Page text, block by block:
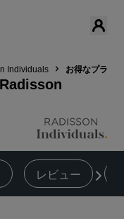
Individuals お得なプラン
レビュー